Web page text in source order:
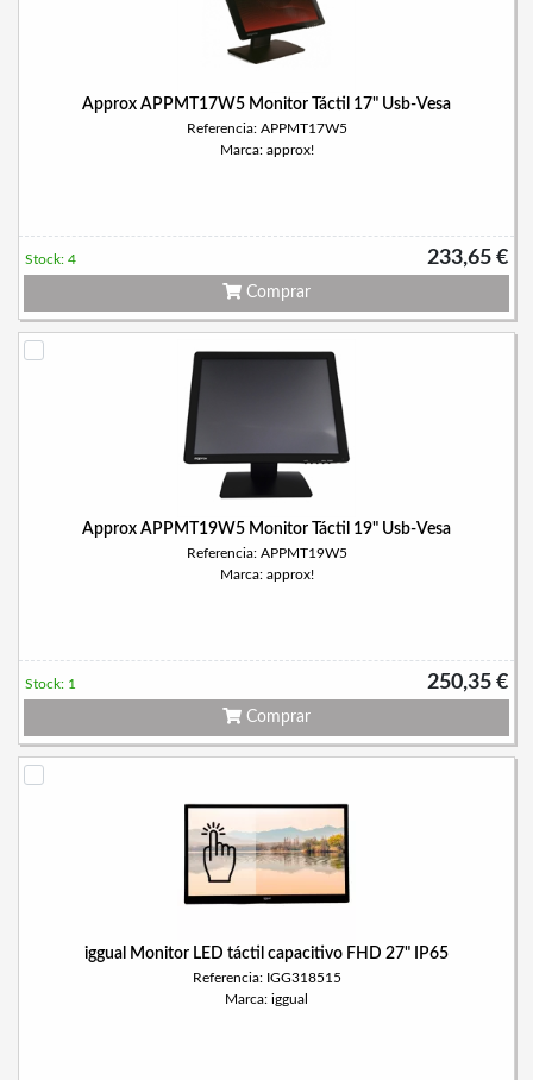
Approx APPMT17W5 Monitor Táctil 17" Usb-Vesa
Referencia: APPMT17W5
Marca: approx!
233,65 €
Stock: 4
Comprar
Approx APPMT19W5 Monitor Táctil 19" Usb-Vesa
Referencia: APPMT19W5
Marca: approx!
250,35 €
Stock: 1
Comprar
iggual Monitor LED táctil capacitivo FHD 27" IP65
Referencia: IGG318515
Marca: iggual